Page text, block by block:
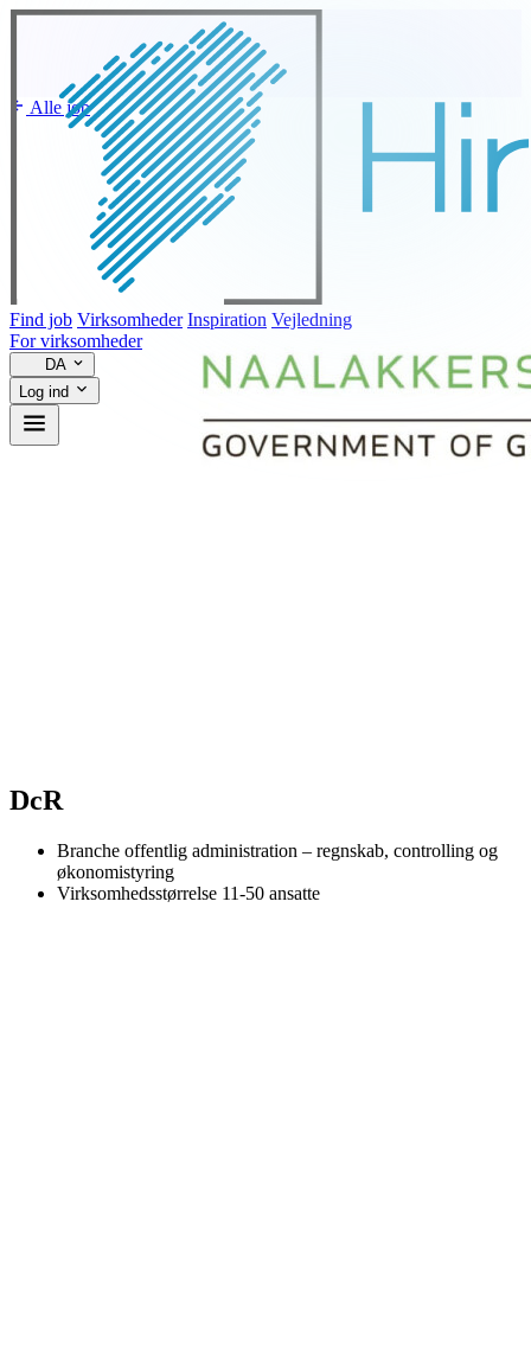
Find job Virksomheder Inspiration Vejledning
For virksomheder
DA
Log ind
Alle job
DcR
Branche offentlig administration – regnskab, controlling og
økonomistyring
Virksomhedsstørrelse 11-50 ansatte